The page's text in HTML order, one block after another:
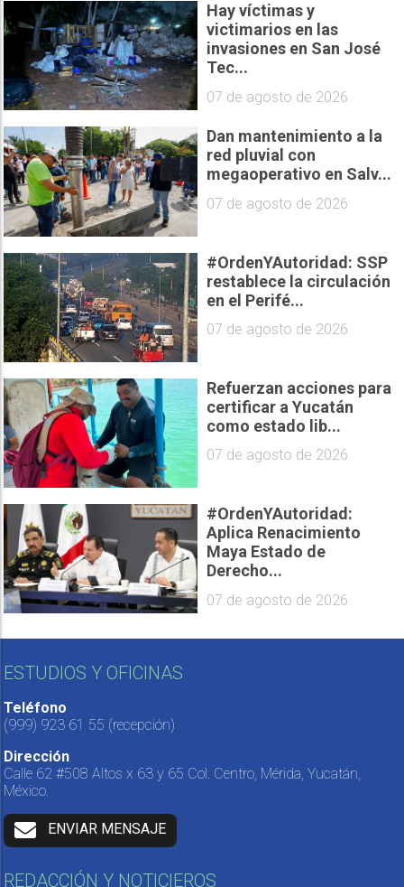
Hay víctimas y
victimarios en las
invasiones en San José
Tec...
07 de agosto de 2026
Dan mantenimiento a la
red pluvial con
megaoperativo en Salv...
07 de agosto de 2026
#OrdenYAutoridad: SSP
restablece la circulación
en el Perifé...
07 de agosto de 2026
Refuerzan acciones para
certificar a Yucatán
como estado lib...
07 de agosto de 2026
#OrdenYAutoridad:
Aplica Renacimiento
Maya Estado de
Derecho...
07 de agosto de 2026
ESTUDIOS Y OFICINAS
Teléfono
(999) 923 61 55 (recepción)
Dirección
Calle 62 #508 Altos x 63 y 65 Col. Centro, Mérida, Yucatán,
México.
ENVIAR MENSAJE
REDACCIÓN Y NOTICIEROS